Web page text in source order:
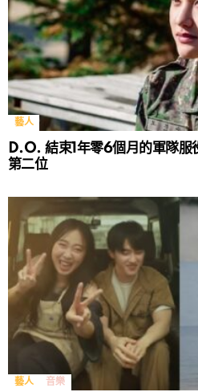
藝人
D.O. 結束1年零6個月的軍隊
第二位
藝人 音樂